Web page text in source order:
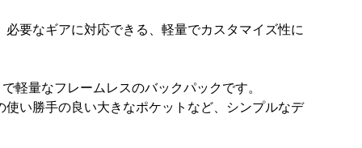
要なギアに対応できる、軽量でカスタマイズ性に
軽量なフレームレスのバックパックです。
い勝手の良い大きなポケットなど、シンプルなデ